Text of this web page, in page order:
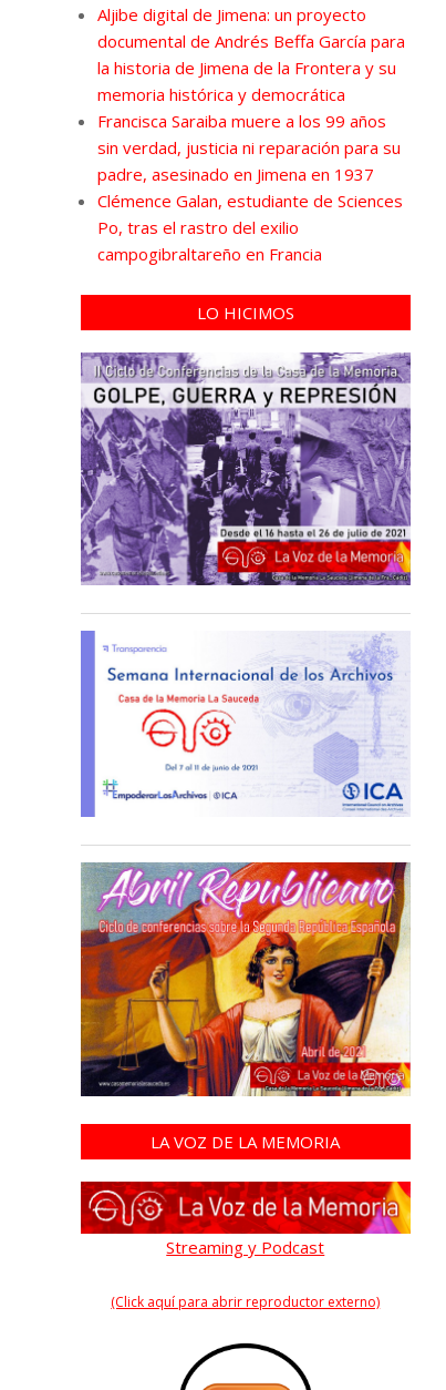
Aljibe digital de Jimena: un proyecto
documental de Andrés Beffa García para
la historia de Jimena de la Frontera y su
memoria histórica y democrática
Francisca Saraiba muere a los 99 años
sin verdad, justicia ni reparación para su
padre, asesinado en Jimena en 1937
Clémence Galan, estudiante de Sciences
Po, tras el rastro del exilio
campogibraltareño en Francia
LO HICIMOS
LA VOZ DE LA MEMORIA
Streaming y Podcast
(Click aquí para abrir reproductor externo)